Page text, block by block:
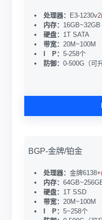
处理器： E3-1230v2
内存： 16GB~32GB
硬盘： 1T SATA
带宽： 20M~100M
I P： 5-258个
防御： 0-500G（可
BGP-金牌/铂金
处理器： 金牌6138+
内存：
硬盘： 1T SSD
带宽： 20M~100M
I P： 5~258个